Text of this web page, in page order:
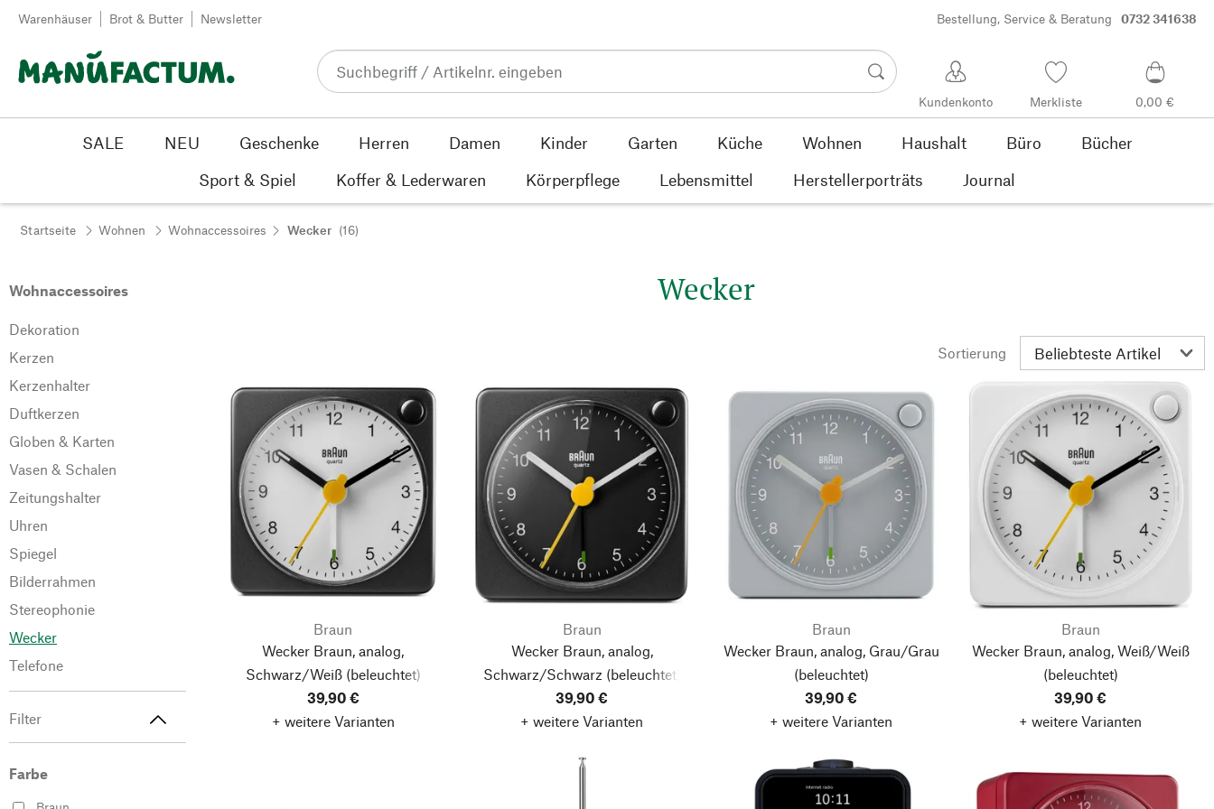
Zum Inhalt springen
Warenhäuser Brot & Butter Newsletter Bestellung, Service & Beratung 0732 341638
Kundenkonto Merkliste 0,00 €
SALE NEU Geschenke Herren Damen Kinder Garten Küche Wohnen Haushalt Büro
Bücher
Sport & Spiel
Koffer & Lederwaren Körperpflege Lebensmittel Herstellerporträts Journal
Startseite Wohnen Wohnaccessoires Wecker (16)
Wohnaccessoires
Dekoration
Kerzen
Kerzenhalter
Duftkerzen
Globen & Karten
Vasen & Schalen
Zeitungshalter
Uhren
Spiegel
Bilderrahmen
Stereophonie
Wecker
Telefone
Filter
Farbe
Wecker
Sortierung
Braun
Wecker Braun, analog,
Schwarz/Weiß(beleuchtet)
39,90 €
+ weitere Varianten
Braun
Wecker Braun, analog,
Schwarz/Schwarz (beleuchtet)
39,90 €
+ weitere Varianten
Braun
Wecker Braun, analog, Grau/Grau
(beleuchtet)
39,90 €
+ weitere Varianten
Braun
Wecker Braun, analog, Weiß/Weiß
(beleuchtet)
39,90 €
+ weitere Varianten